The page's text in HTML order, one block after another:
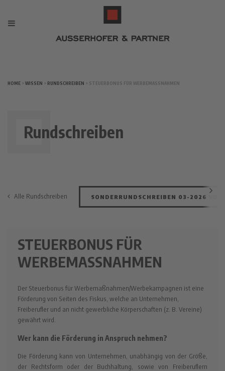
HOME > WISSEN > RUNDSCHREIBEN > STEUERBONUS FÜR WERBEMASSNAHMEN
Rundschreiben
Alle Rundschreiben SONDERRUNDSCHREIBEN 03-2026
STEUERBONUS FÜR
WERBEMASSNAHMEN
Der Steuerbonus für Werbemaßnahmen/Werbekampagnen ist eine
Förderung von Seiten des Fiskus, welche an Unternehmen,
Freiberufler und an nicht gewerbliche Körperschaften (z. B. Vereine)
gewährt wird.
Wer kann die Förderung in Anspruch nehmen?
Die Förderung kann von Unternehmen, unabhängig von der Größe,
der Rechtsform oder der Buchhaltung, sowie von Freiberuflern